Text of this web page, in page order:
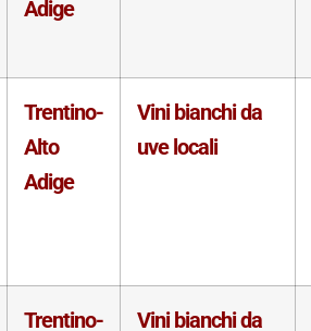
Adige
Trentino-
Alto
Adige
Vini bianchi da
uve locali
Trentino-
Vini bianchi da